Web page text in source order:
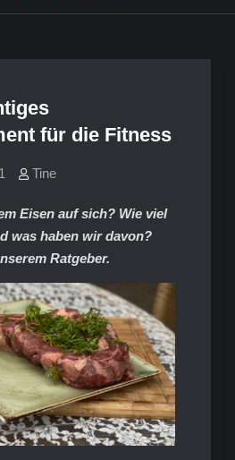
für die Fitness
Tine
Eisen auf sich? Wie viel
was haben wir davon?
Ratgeber.